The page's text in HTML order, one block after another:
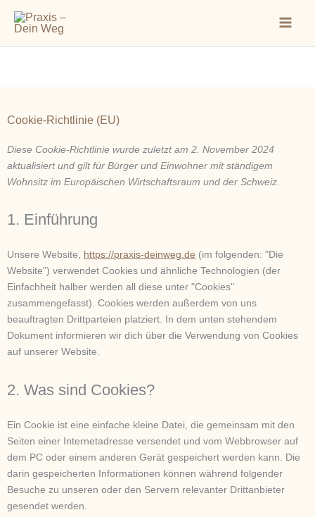
Zum
Inhalt
springen
Cookie-Richtlinie (EU)
Diese Cookie-Richtlinie wurde zuletzt am 2. November 2024
aktualisiert und gilt für Bürger und Einwohner mit ständigem
Wohnsitz im Europäischen Wirtschaftsraum und der Schweiz.
1. Einführung
Unsere Website, https://praxis-deinweg.de (im folgenden: "Die
Website") verwendet Cookies und ähnliche Technologien (der
Einfachheit halber werden all diese unter "Cookies"
zusammengefasst). Cookies werden außerdem von uns
beauftragten Drittparteien platziert. In dem unten stehendem
Dokument informieren wir dich über die Verwendung von Cookies
auf unserer Website.
2. Was sind Cookies?
Ein Cookie ist eine einfache kleine Datei, die gemeinsam mit den
Seiten einer Internetadresse versendet und vom Webbrowser auf
dem PC oder einem anderen Gerät gespeichert werden kann. Die
darin gespeicherten Informationen können während folgender
Besuche zu unseren oder den Servern relevanter Drittanbieter
gesendet werden.
Consent
to
service
Consent
to
service